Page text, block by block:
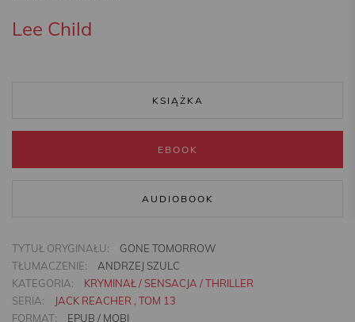
Lee Child
KSIĄŻKA
EBOOK
AUDIOBOOK
TYTUŁ ORYGINAŁU:
GONE TOMORROW
TŁUMACZENIE:
ANDRZEJ SZULC
KATEGORIA:
KRYMINAŁ / SENSACJA / THRILLER
SERIA:
JACK REACHER , TOM 13
FORMAT:
EPUB / MOBI